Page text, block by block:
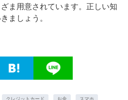
ま用意されています。正しい知
ましょう。